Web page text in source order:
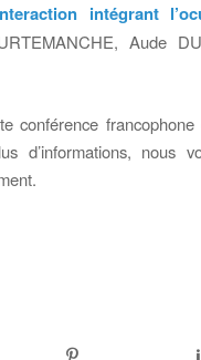
intégrant
Aude
conférence
d’informations, nous